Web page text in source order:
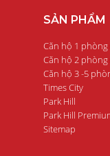
SẢN PHẨM
Căn hộ 1 phòng
Căn hộ 2 phòng
Căn hộ 3 -5
Times City
Park Hill
Park Hill
Sitemap